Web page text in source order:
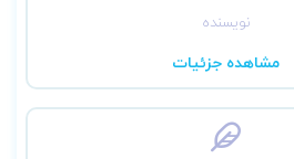
نویسنده
مشاهده جزئیات